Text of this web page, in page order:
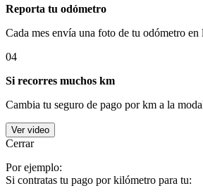
Reporta tu odómetro
Cada mes envía una foto de tu odómetro en
04
Si recorres muchos km
Cambia tu seguro de pago por km a la
Ver video
Cerrar
Por ejemplo:
Si contratas tu pago por kilómetro para tu: